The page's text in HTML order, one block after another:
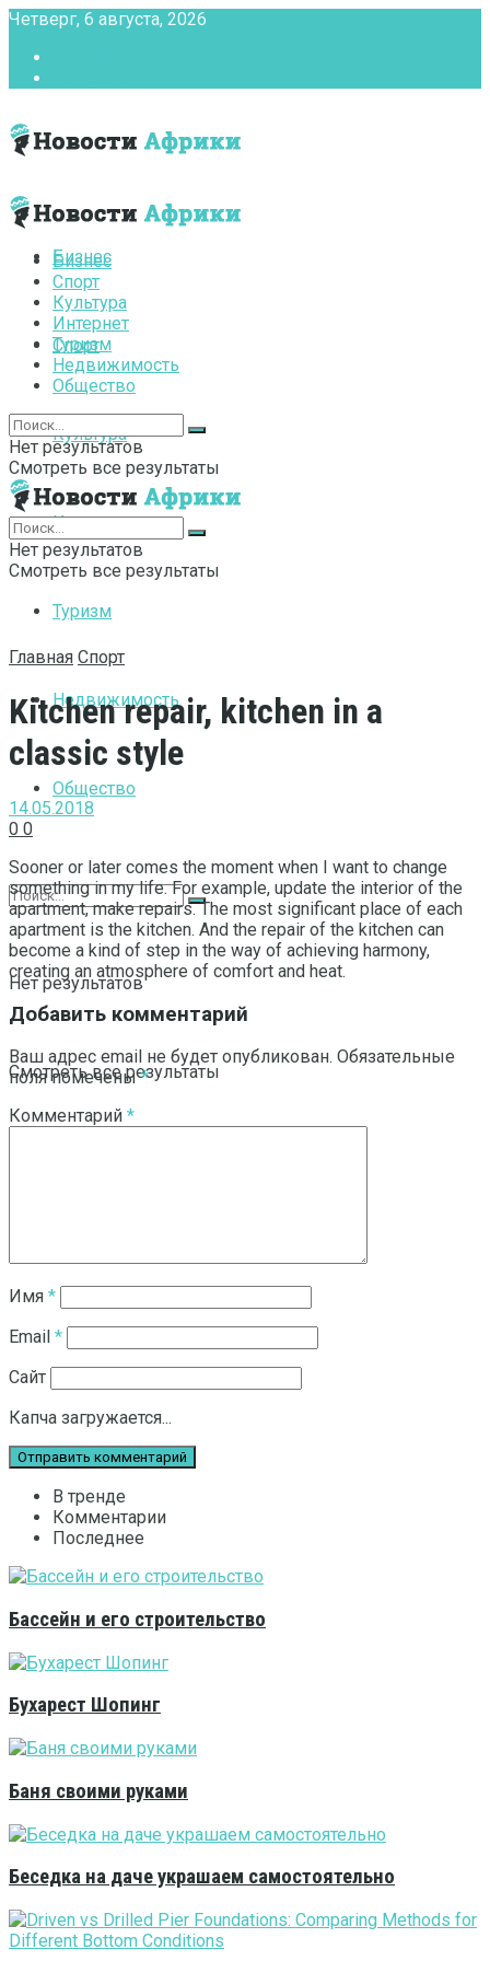
Четверг, 6 августа, 2026
Бизнес
Спорт
Культура
Интернет
Туризм
Недвижимость
Общество
Нет результатов
Смотреть все результаты
Бизнес
Спорт
Культура
Интернет
Туризм
Недвижимость
Общество
Нет результатов
Смотреть все результаты
Нет результатов
Смотреть все результаты
Главная Спорт
Kitchen repair, kitchen in a
classic style
14.05.2018
0 0
Sooner or later comes the moment when I want to change
something in my life.For example, update the interior of the
apartment, make repairs. The most significant place of each
apartment is the kitchen. And the repair of the kitchen can
become a kind of step in the way of achieving harmony,
creating an atmosphere of comfort and heat.
Добавить комментарий
Ваш адрес email не будет опубликован. Обязательные
поля помечены*
Комментарий *
Имя *
Email *
Сайт
Капча загружается...
В тренде
Комментарии
Последнее
Бассейн и его строительство
Бухарест Шопинг
Баня своими руками
Беседка на даче украшаем самостоятельно